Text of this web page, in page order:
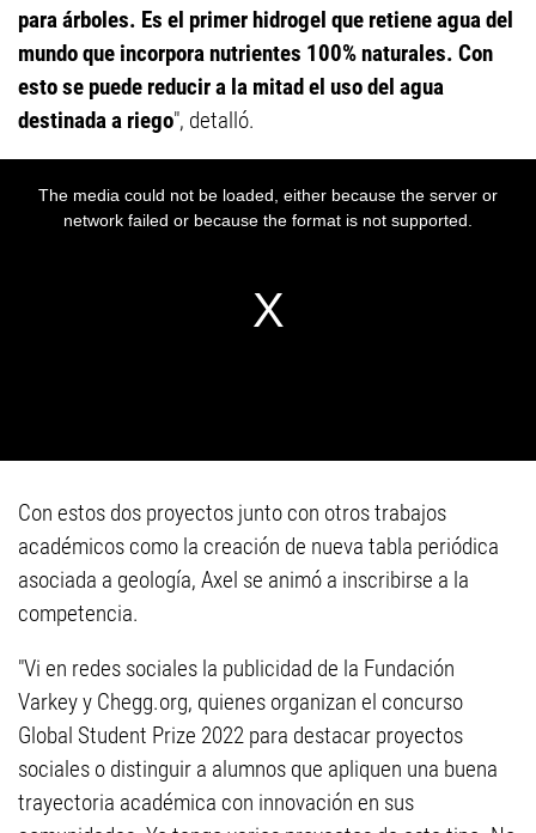
para árboles. Es el primer hidrogel que retiene agua del
mundo que incorpora nutrientes 100% naturales. Con
esto se puede reducir a la mitad el uso del agua
destinada a riego", detalló.
Con estos dos proyectos junto con otros trabajos
académicos como la creación de nueva tabla periódica
asociada a geología, Axel se animó a inscribirse a la
competencia.
"Vi en redes sociales la publicidad de la Fundación
Varkey y Chegg.org, quienes organizan el concurso
Global Student Prize 2022 para destacar proyectos
sociales o distinguir a alumnos que apliquen una buena
trayectoria académica con innovación en sus